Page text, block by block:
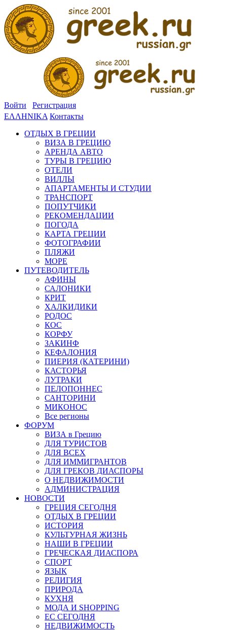
Войти
Регистрация
ΕΛΛΗΝΙΚΑ Контакты
ОТДЫХ В ГРЕЦИИ
ВИЗА В ГРЕЦИЮ
АРЕНДА АВТО
ТУРЫ В ГРЕЦИЮ
ОТЕЛИ
ВИЛЛЫ
АПАРТАМЕНТЫ И СТУДИИ
ТРАНСПОРТ
ПОПУТЧИКИ
РЕКОМЕНДАЦИИ
ПОГОДА
КАРТА ГРЕЦИИ
ФОТОГРАФИИ
ПЛЯЖИ
МОРЕ
ПУТЕВОДИТЕЛЬ
АФИНЫ
САЛОНИКИ
КРИТ
ХАЛКИДИКИ
РОДОС
КОС
КОРФУ
ЗАКИНФ
КЕФАЛОНИЯ
ПИЕРИЯ (КАТЕРИНИ)
КАСТОРЬЯ
ЛУТРАКИ
ПЕЛОПОННЕС
САНТОРИНИ
МИКОНОС
Все регионы
ФОРУМ
ВИЗА в Грецию
ДЛЯ ТУРИСТОВ
ДЛЯ ВСЕХ
ДЛЯ ИММИГРАНТОВ
ДЛЯ ГРЕКОВ ДИАСПОРЫ
О НЕДВИЖИМОСТИ
АДМИНИСТРАЦИЯ
НОВОСТИ
ГРЕЦИЯ СЕГОДНЯ
ОТДЫХ В ГРЕЦИИ
ИСТОРИЯ
КУЛЬТУРНАЯ ЖИЗНЬ
НАШИ В ГРЕЦИИ
ГРЕЧЕСКАЯ ДИАСПОРА
СПОРТ
ЯЗЫК
РЕЛИГИЯ
ПРИРОДА
КУХНЯ
МОДА И SHOPPING
ЕС СЕГОДНЯ
НЕДВИЖИМОСТЬ